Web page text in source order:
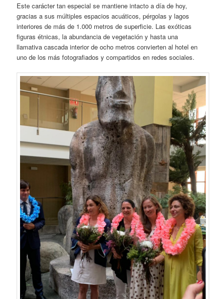
Este carácter tan especial se mantiene intacto a día de hoy,
gracias a sus múltiples espacios acuáticos, pérgolas y lagos
interiores de más de 1.000 metros de superficie. Las exóticas
figuras étnicas, la abundancia de vegetación y hasta una
llamativa cascada interior de ocho metros convierten al hotel en
uno de los más fotografiados y compartidos en redes sociales.